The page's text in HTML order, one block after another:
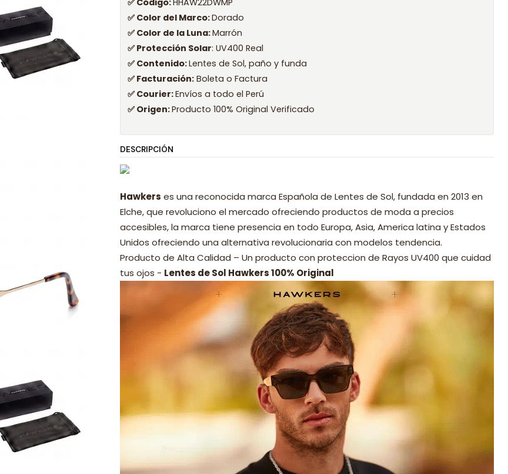
✅ Color del Marco:Dorado
✅ Color de la Luna:Marrón
✅ Protección Solar: UV400 Real
✅ Contenido:Lentes de Sol, paño y funda
✅ Facturación: Boleta o Factura
✅ Courier:Envíos a todo el Perú
✅ Origen:Producto 100% Original Verificado
DESCRIPCIÓN
Hawkers es una reconocida marca Española de Lentes de Sol, fundada en 2013 en
Elche, que revoluciono el mercado ofreciendo productos de moda a precios
accesibles, la marca tiene presencia en todo Europa, Asia, America latina y Estados
Unidos ofreciendo una alternativa revolucionaria con modelos tendencia.
Producto de Alta Calidad – Un producto con proteccion de Rayos UV400 que cuidad
tus ojos - Lentes de Sol Hawkers 100% Original